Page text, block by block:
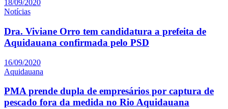
18/09/2020
Notícias
Dra. Viviane Orro tem candidatura a prefeita de
Aquidauana confirmada pelo PSD
16/09/2020
Aquidauana
PMA prende dupla de empresários por captura de
pescado fora da medida no Rio Aquidauana